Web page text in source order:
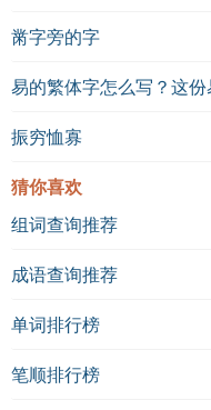
黹字旁的字
振穷恤寡
猜你喜欢
组词查询推荐
成语查询推荐
单词排行榜
笔顺排行榜